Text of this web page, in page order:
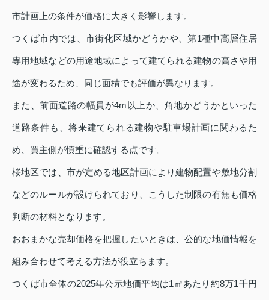
市計画上の条件が価格に大きく影響します。
つくば市内では、市街化区域かどうかや、第1種中高層住居
専用地域などの用途地域によって建てられる建物の高さや用
途が変わるため、同じ面積でも評価が異なります。
また、前面道路の幅員が4m以上か、角地かどうかといった
道路条件も、将来建てられる建物や駐車場計画に関わるた
め、買主側が慎重に確認する点です。
桜地区では、市が定める地区計画により建物配置や敷地分割
などのルールが設けられており、こうした制限の有無も価格
判断の材料となります。
おおまかな売却価格を把握したいときは、公的な地価情報を
組み合わせて考える方法が役立ちます。
つくば市全体の2025年公示地価平均は1㎡あたり約8万1千円